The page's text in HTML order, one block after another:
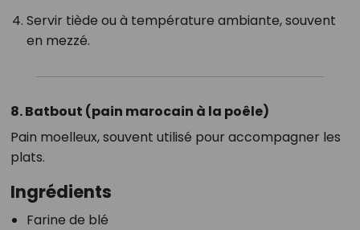
Servir tiède ou à température ambiante, souvent
en mezzé.
8. Batbout (pain marocain à la poêle)
Pain moelleux, souvent utilisé pour accompagner les
plats.
Ingrédients
Farine de blé